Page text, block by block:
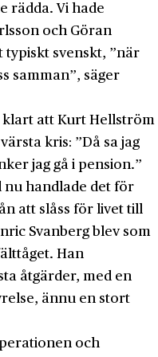
rädda. Vi hade
och Göran
typiskt svenskt, ”när
samman”, säger
klart att Kurt Hellström
kris: ”Då sa jag
jag gå i pension.”
handlade det för
att slåss för livet till
Svanberg blev som
Han
åtgärder, med en
ännu en stort
och